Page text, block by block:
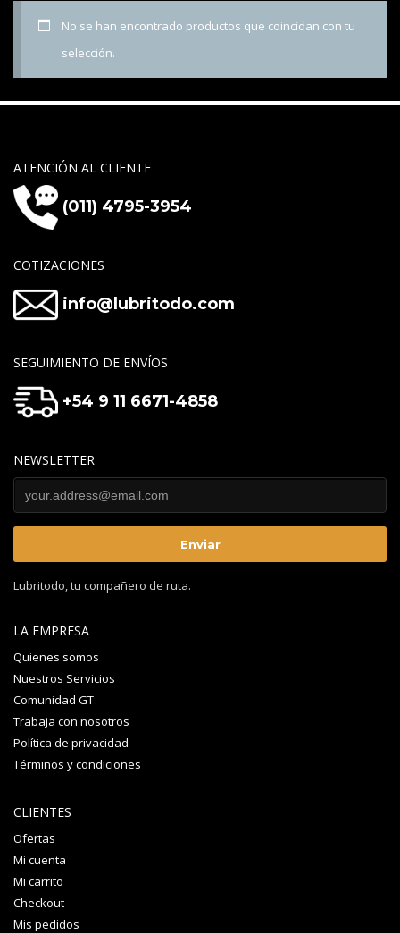
No se han encontrado productos que coincidan con tu
selección.
ATENCIÓN AL CLIENTE
(011) 4795-3954
COTIZACIONES
info@lubritodo.com
SEGUIMIENTO DE ENVÍOS
+54 9 11 6671-4858
NEWSLETTER
Lubritodo, tu compañero de ruta.
LA EMPRESA
Quienes somos
Nuestros Servicios
Comunidad GT
Trabaja con nosotros
Política de privacidad
Términos y condiciones
CLIENTES
Ofertas
Mi cuenta
Mi carrito
Checkout
Mis pedidos